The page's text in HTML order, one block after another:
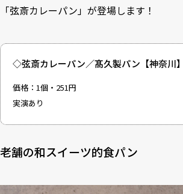
「弦斎カレーパン」が登場します！
◇弦斎カレーパン／髙久製パン【神奈川】
価格：1個・251円
実演あり
老舗の和スイーツ的食パン